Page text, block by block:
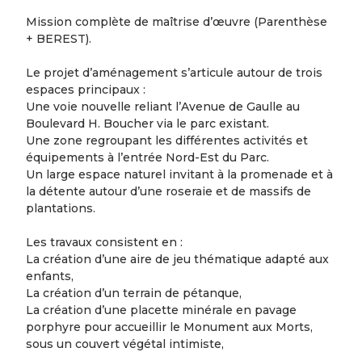
Mission complète de maîtrise d’œuvre (Parenthèse
+ BEREST).
Le projet d’aménagement s’articule autour de trois
espaces principaux :
Une voie nouvelle reliant l’Avenue de Gaulle au
Boulevard H. Boucher via le parc existant.
Une zone regroupant les différentes activités et
équipements à l’entrée Nord-Est du Parc.
Un large espace naturel invitant à la promenade et à
la détente autour d’une roseraie et de massifs de
plantations.
Les travaux consistent en :
La création d’une aire de jeu thématique adapté aux
enfants,
La création d’un terrain de pétanque,
La création d’une placette minérale en pavage
porphyre pour accueillir le Monument aux Morts,
sous un couvert végétal intimiste,